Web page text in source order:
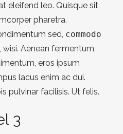
eleifend leo. Quisque sit
pharetra.
sed, commodo
wisi. Aenean fermentum,
eros ipsum
lacus enim ac dui.
pulvinar facilisis. Ut felis.
3